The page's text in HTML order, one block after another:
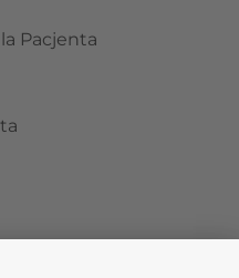
Pacjenta